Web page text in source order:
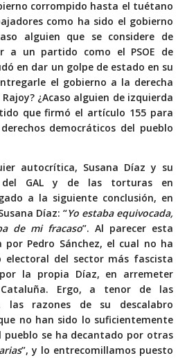
corrompido hasta el tuétano
como ha sido el gobierno
alguien que se considere de
a un partido como el PSOE de
en dar un golpe de estado en su
el gobierno a la derecha
¿Acaso alguien de izquierda
que firmó el artículo 155 para
democráticos del pueblo
autocrítica, Susana Díaz y su
GAL y de las torturas en
a la siguiente conclusión, en
Díaz: “Yo estaba equivocada,
de mi fracaso”. Al parecer esta
Pedro Sánchez, el cual no ha
electoral del sector más fascista
por la propia Díaz, en arremeter
Ergo, a tenor de las
las razones de su descalabro
no han sido lo suficientemente
pueblo se ha decantado por otras
”, y lo entrecomillamos puesto